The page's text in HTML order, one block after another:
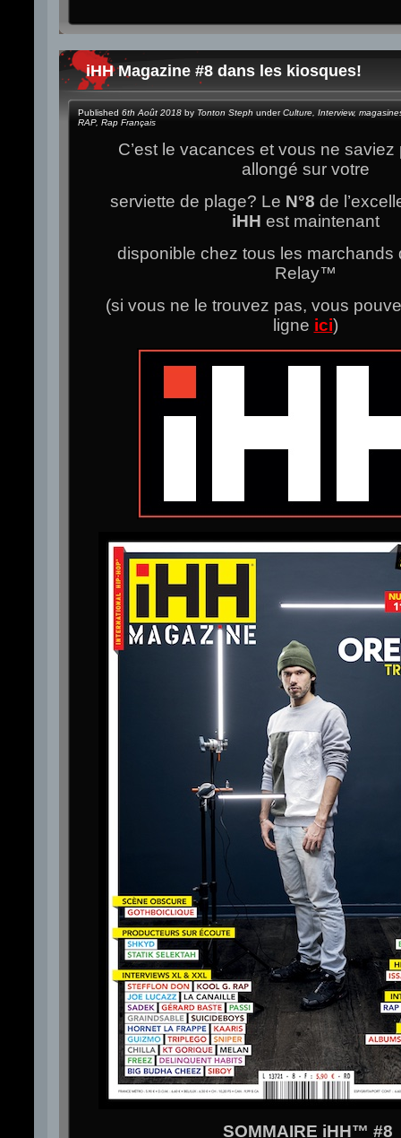
iHH Magazine #8 dans les kiosques!
Published 6th Août 2018 by Tonton Steph underCulture Interview,
RAP, Rap Français
C’est le vacances et vous ne saviez
allongé sur votre
serviette de plage? Le N°8 de
iHH est maintenant
disponible chez tous les marchands
Relay™
(si vous ne le trouvez pas, vous
ligne ici)
SOMMAIRE iHH™ #8